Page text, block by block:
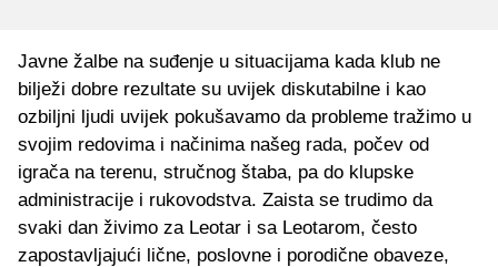
Javne žalbe na suđenje u situacijama kada klub ne
bilježi dobre rezultate su uvijek diskutabilne i kao
ozbiljni ljudi uvijek pokušavamo da probleme tražimo u
svojim redovima i načinima našeg rada, počev od
igrača na terenu, stručnog štaba, pa do klupske
administracije i rukovodstva. Zaista se trudimo da
svaki dan živimo za Leotar i sa Leotarom, često
zapostavljajući lične, poslovne i porodične obaveze,